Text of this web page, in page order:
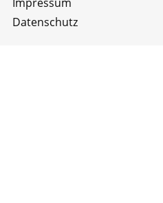
Datenschutz